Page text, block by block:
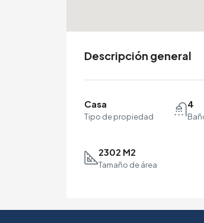
Descripción general
Casa
Tipo de propiedad
4
2302 M2
Tamaño de área